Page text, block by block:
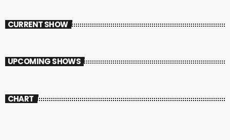
CURRENT SHOW
UPCOMING SHOWS
CHART